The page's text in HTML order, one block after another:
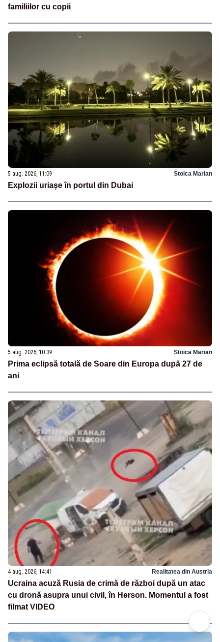
familiilor cu copii
5 aug. 2026, 11:09 Stoica Marian
Explozii uriașe în portul din Dubai
5 aug. 2026, 10:39 Stoica Marian
Prima eclipsă totală de Soare din Europa după 27 de
ani
4 aug. 2026, 14:41 Realitatea din Austria
Ucraina acuză Rusia de crimă de război după un atac
cu dronă asupra unui civil, în Herson. Momentul a fost
filmat VIDEO